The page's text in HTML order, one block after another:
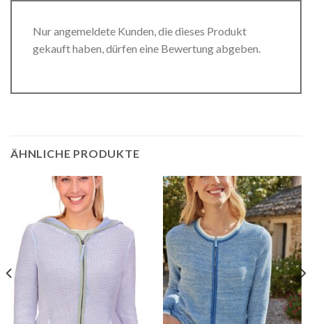
Nur angemeldete Kunden, die dieses Produkt
gekauft haben, dürfen eine Bewertung abgeben.
ÄHNLICHE PRODUKTE